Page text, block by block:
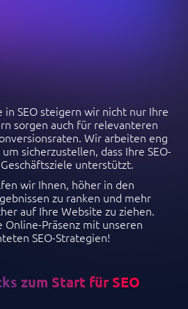
SEO steigern wir nicht nur Ihre
sorgen auch für relevanteren
Wir arbeiten eng
sicherzustellen, dass Ihre SEO-
unterstützt.
wir Ihnen, höher in den
zu ranken und mehr
auf Ihre Website zu ziehen.
Online-Präsenz mit unseren
SEO-Strategien!
zum Start für SEO